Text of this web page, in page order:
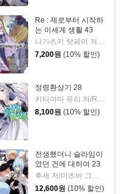
Re : 제로부터 시작하
는 이세계 생활 43
나가츠키 탓페이 저/오츠카 신이치로 그림
7,200원 (10% 할인)
정령환상기 28
키타야마 유리 저/Riv 그림/이소정 역
8,100원 (10% 할인)
전생했더니 슬라임이
었던 건에 대하여 23
후세 저/미츠바 그림/이소정 역
12,600원 (10% 할인)